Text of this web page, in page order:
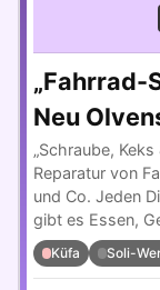
„Fahrrad-
Neu
„Schraube,
Reparatur von
und Co. Jeden
gibt es Essen,
Küfa Soli-